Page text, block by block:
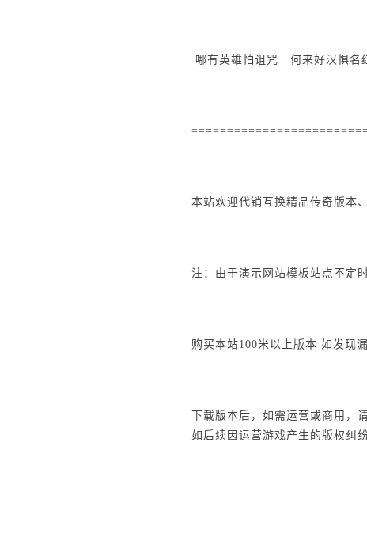
哪有英雄怕诅咒 何来好汉惧
本站欢迎代销互换精品传奇版本
注：由于演示网站模板站点不定
购买本站100米以上版本 如发现
下载版本后，如需运营或商用，
如后续因运营游戏产生的版权纠